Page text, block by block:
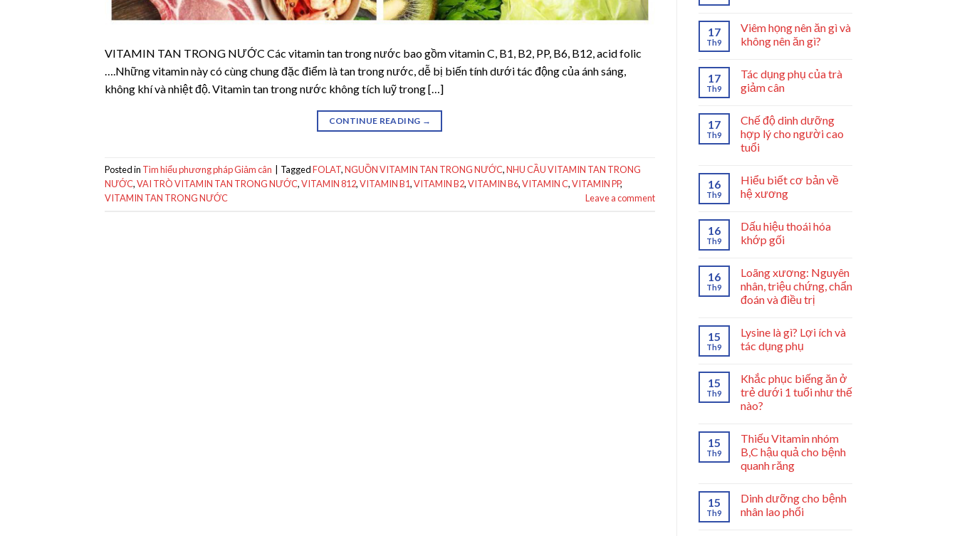
VITAMIN TAN TRONG NƯỚC Các vitamin tan trong nước bao gồm vitamin C, B1, B2, PP, B6, B12, acid folic
….Những vitamin này có cùng chung đặc điểm là tan trong nước, dễ bị biến tính dưới tác động của ánh sáng,
không khí và nhiệt độ. Vitamin tan trong nước không tích luỹ trong […]
CONTINUE READING →
Posted in Tìm hiểu phương pháp Giảm cân TaggedFOLAT,NGUỒN VITAMIN TAN TRONG NƯỚC,NHU CẦU VITAMIN TAN TRONG
NƯỚC,VAI TRÒ VITAMIN TAN TRONG NƯỚC,VITAMIN 812,VITAMIN B1,VITAMIN B2,VITAMIN B6,VITAMIN C,VITAMIN PP,
VITAMIN TAN TRONG NƯỚC
Leave a comment
17
Th9
Viêm họng nên ăn gì và
không nên ăn gì?
17
Th9
Tác dụng phụ của trà
giảm cân
17
Th9
Chế độ dinh dưỡng
hợp lý cho người cao
tuổi
16
Th9
Hiểu biết cơ bản về
hệ xương
16
Th9
Dấu hiệu thoái hóa
khớp gối
16
Th9
Loãng xương: Nguyên
nhân, triệu chứng, chẩn
đoán và điều trị
15
Th9
Lysine là gì? Lợi ích và
tác dụng phụ
15
Th9
Khắc phục biếng ăn ở
trẻ dưới 1 tuổi như thế
nào?
15
Th9
Thiếu Vitamin nhóm
B,C hậu quả cho bệnh
quanh răng
15
Th9
Dinh dưỡng cho bệnh
nhân lao phổi